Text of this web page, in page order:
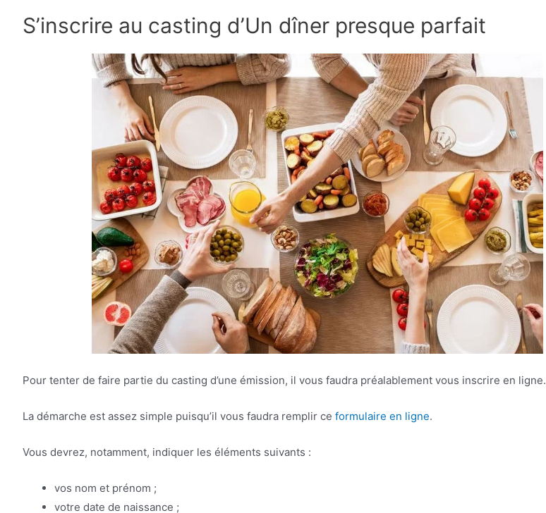
S’inscrire au casting d’Un dîner presque parfait
Pour tenter de faire partie du casting d’une émission, il vous faudra préalablement vous inscrire en ligne.
La démarche est assez simple puisqu’il vous faudra remplir ce formulaire en ligne.
Vous devrez, notamment, indiquer les éléments suivants :
vos nom et prénom ;
votre date de naissance ;